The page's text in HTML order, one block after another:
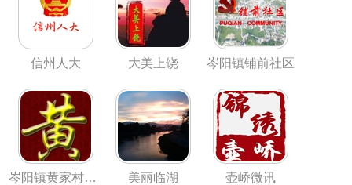
信州人大 大美上饶 岑阳镇铺前社区
岑阳镇黄家村民委员会 美丽临湖 壶峤微讯